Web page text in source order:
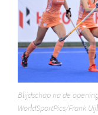
Blijdschap na de
WorldSportPics/Frank